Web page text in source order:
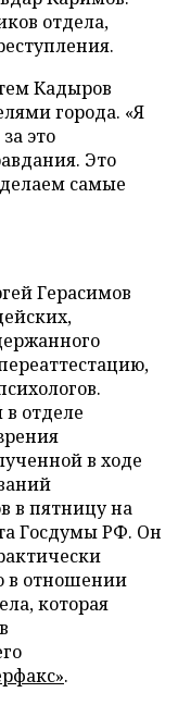
отдела,
Кадыров
города. «Я
это
Это
самые
Герасимов
отделе
в ходе
в пятницу на
Госдумы РФ. Он
в отношении
которая
.